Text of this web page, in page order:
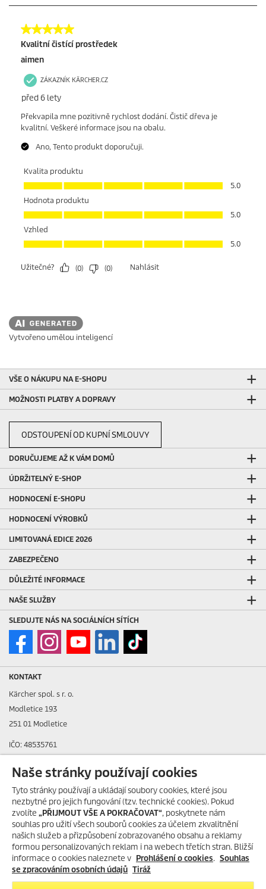
Vytvořeno umělou inteligencí
VŠE O NÁKUPU NA E-SHOPU
MOŽNOSTI PLATBY A DOPRAVY
ODSTOUPENÍ OD KUPNÍ SMLOUVY
DORUČUJEME AŽ K VÁM DOMŮ
ÚDRŽITELNÝ E-SHOP
HODNOCENÍ E-SHOPU
HODNOCENÍ VÝROBKŮ
LIMITOVANÁ EDICE 2026
ZABEZPEČENO
DŮLEŽITÉ INFORMACE
NAŠE SLUŽBY
SLEDUJTE NÁS NA SOCIÁLNÍCH SÍTÍCH
KONTAKT
Kärcher spol. s r. o.
Modletice 193
251 01 Modletice
IČO: 48535761
ID datové schránky: ic4eqpk
> Tiráž
Zákaznická linka:
+420 323 555 555
E-mail:info@karcher.cz
Po-Pá: 8-17 hod.
> Více kontaktů
Naše stránky používají cookies
Tyto stránky používají a ukládají soubory cookies, které jsou
nezbytné pro jejich fungování (tzv. technické cookies). Pokud
zvolíte „PŘIJMOUT VŠE A POKRAČOVAT“, poskytnete nám
souhlas pro užití všech souborů cookies za účelem zkvalitnění
našich služeb a přizpůsobení zobrazovaného obsahu a reklamy
formou personalizovaných reklam i na webech třetích stran. Bližší
informace o cookies naleznete v Prohlášení o cookies. Souhlas
se zpracováním osobních údajů Tiráž